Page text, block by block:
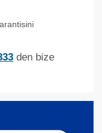
den bize